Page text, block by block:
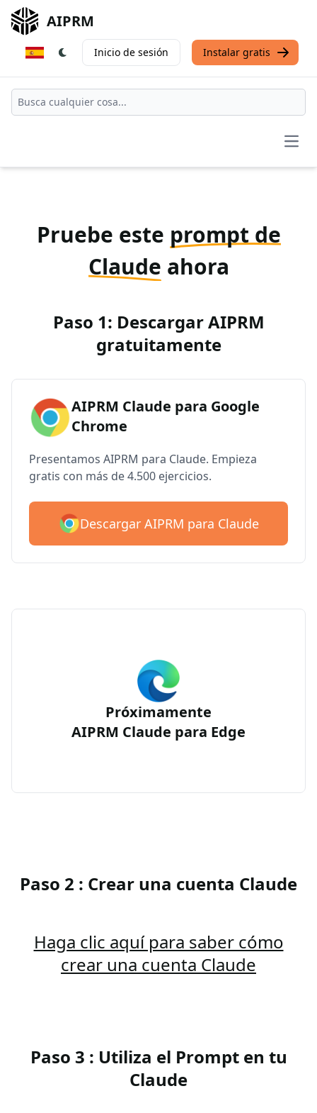
AIPRM
Inicio de sesión Instalar gratis
Pruebe este prompt de
Claude ahora
Paso 1: Descargar AIPRM
gratuitamente
AIPRM Claude para Google
Chrome
Presentamos AIPRM para Claude. Empieza
gratis con más de 4.500 ejercicios.
Descargar AIPRM para Claude
Próximamente
AIPRM Claude para Edge
Paso 2 : Crear una cuenta Claude
Haga clic aquí para saber cómo
crear una cuenta Claude
Paso 3 : Utiliza el Prompt en tu
Claude